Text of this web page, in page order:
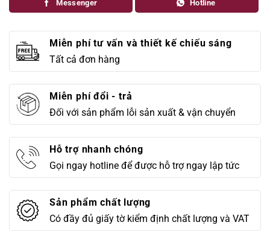
Messenger Hotline
Miễn phí tư vấn và thiết kế chiếu sáng
Tất cả đơn hàng
Miễn phí đổi - trả
Đối với sản phẩm lỗi sản xuất & vận chuyển
Hỗ trợ nhanh chóng
Gọi ngay hotline để được hỗ trợ ngay lập tức
Sản phẩm chất lượng
Có đầy đủ giấy tờ kiểm định chất lượng và VAT